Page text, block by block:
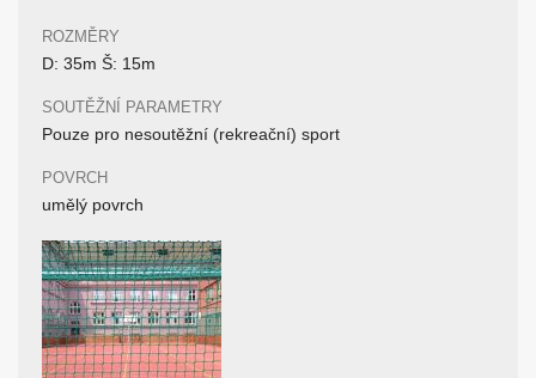
ROZMĚRY
D: 35m Š: 15m
SOUTĚŽNÍ PARAMETRY
Pouze pro nesoutěžní (rekreační) sport
POVRCH
umělý povrch